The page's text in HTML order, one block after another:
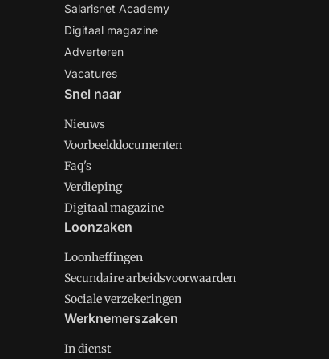
Salarisnet Academy
Digitaal magazine
Adverteren
Vacatures
Snel naar
Nieuws
Voorbeelddocumenten
Faq's
Verdieping
Digitaal magazine
Loonzaken
Loonheffingen
Secundaire arbeidsvoorwaarden
Sociale verzekeringen
Werknemerszaken
In dienst